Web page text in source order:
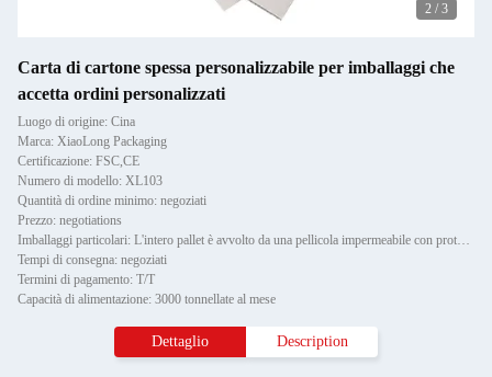
2 / 3
Carta di cartone spessa personalizzabile per imballaggi che
accetta ordini personalizzati
Luogo di origine: Cina
Marca: XiaoLong Packaging
Certificazione: FSC,CE
Numero di modello: XL103
Quantità di ordine minimo: negoziati
Prezzo: negotiations
Imballaggi particolari: L'intero pallet è avvolto da una pellicola impermeabile con protettore Paper Corner e fissato da due
Tempi di consegna: negoziati
Termini di pagamento: T/T
Capacità di alimentazione: 3000 tonnellate al mese
Dettaglio Description